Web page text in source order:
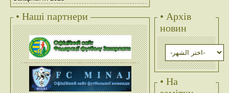
• Наші партнери
• Архів
новин
• На